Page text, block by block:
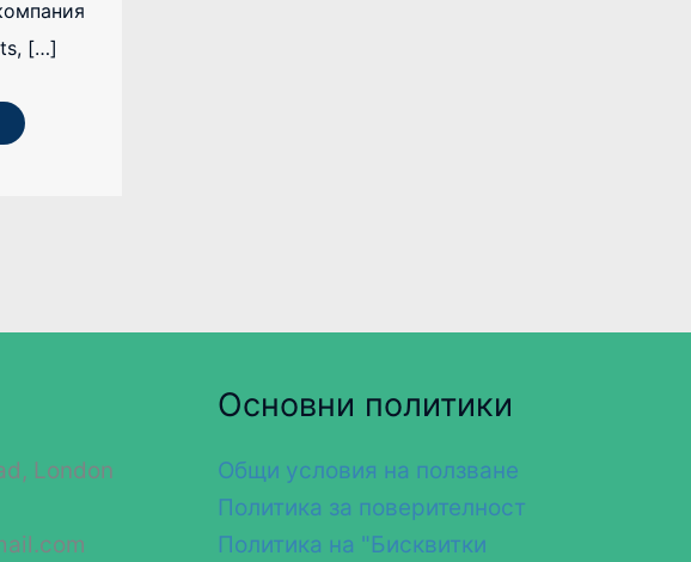
[…]
London
Основни политики
Общи условия на ползване
Политика за поверителност
Политика на "Бисквитки